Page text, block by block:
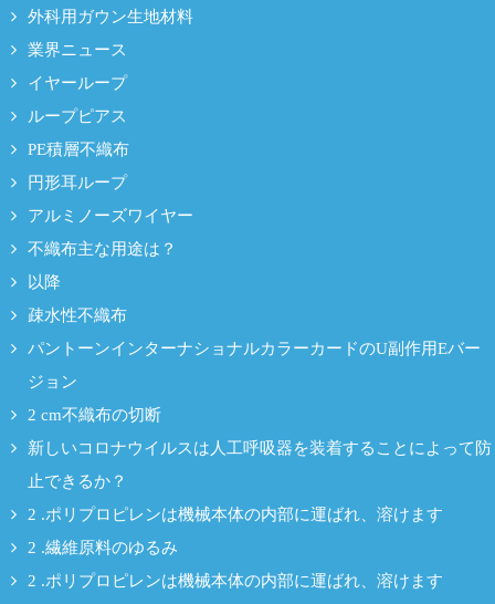
外科用ガウン生地材料
業界ニュース
イヤーループ
ループピアス
PE積層不織布
円形耳ループ
アルミノーズワイヤー
不織布主な用途は？
以降
疎水性不織布
パントーンインターナショナルカラーカードのU副作用Eバー
ジョン
2 cm不織布の切断
新しいコロナウイルスは人工呼吸器を装着することによって防
止できるか？
2 .ポリプロピレンは機械本体の内部に運ばれ、溶けます
2 .繊維原料のゆるみ
2 .ポリプロピレンは機械本体の内部に運ばれ、溶けます